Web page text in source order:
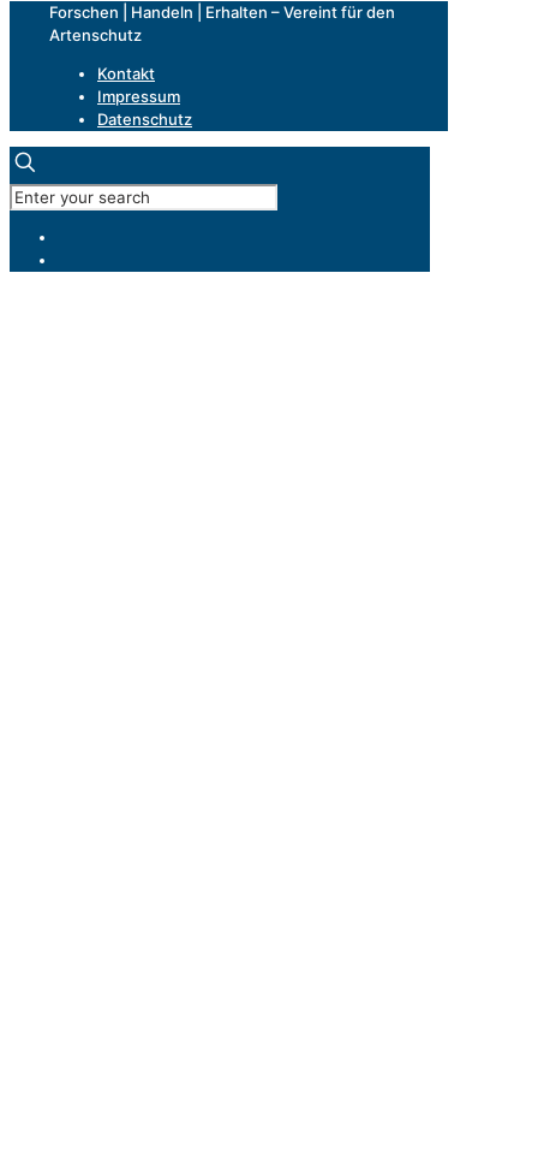
Forschen | Handeln | Erhalten – Vereint für den
Artenschutz
Kontakt
Impressum
Datenschutz